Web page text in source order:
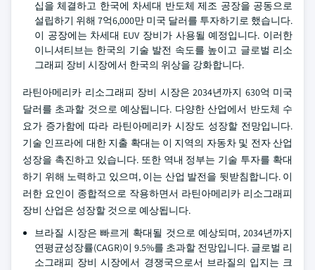
십을 체결하고 한국에 차세대 반도체 제조 공장을 공동으로
설립하기 위해 7억6,000만 미국 달러를 투자하기로 했습니다.
이 공장에는 차세대 EUV 장비가 사용될 예정입니다. 이러한
이니셔티브는 한국의 기술 발전 속도를 높이고 글로벌 리소
그래피 장비 시장에서 한국의 위상을 강화합니다.
라틴아메리카 리소그래피 장비 시장은 2034년까지 630억 미국
달러를 초과할 것으로 예상됩니다. 다양한 산업에서 반도체 수
요가 증가함에 따라 라틴아메리카 시장도 성장할 전망입니다.
기술 인프라에 대한 지출 확대는 이 지역의 자동차 및 전자 산업
성장을 촉진하고 있습니다. 또한 역내 정부는 기술 투자를 확대
하기 위해 노력하고 있으며, 이는 산업 발전을 뒷받침합니다. 이
러한 요인이 종합적으로 작용하면서 라틴아메리카 리소그래피
장비 산업은 성장할 것으로 예상됩니다.
브라질 시장은 빠르게 확대될 것으로 예상되며, 2034년까지
연평균성장률(CAGR)이 9.5%를 초과할 전망입니다. 글로벌 리
소그래피 장비 시장에서 경쟁국으로서 브라질의 입지는 크